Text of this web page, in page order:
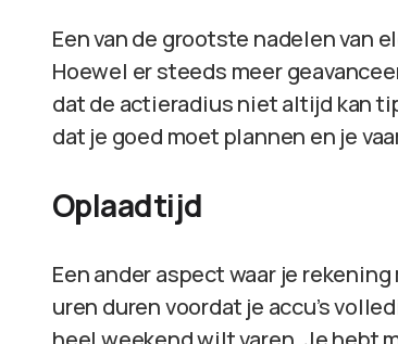
Een van de grootste nadelen van
Hoewel er steeds meer
dat de actieradius niet altijd kan
dat je goed moet plannen en je
Oplaadtijd
Een ander aspect waar je
uren duren voordat je accu’s